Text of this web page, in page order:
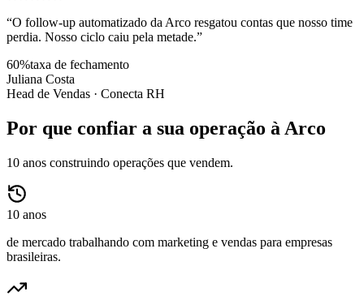
“O follow-up automatizado da Arco resgatou contas que nosso time
perdia. Nosso ciclo caiu pela metade.”
60%taxa de fechamento
Juliana Costa
Head de Vendas · Conecta RH
Por que confiar a sua operação à Arco
10 anos construindo operações que vendem.
10 anos
de mercado trabalhando com marketing e vendas para empresas
brasileiras.